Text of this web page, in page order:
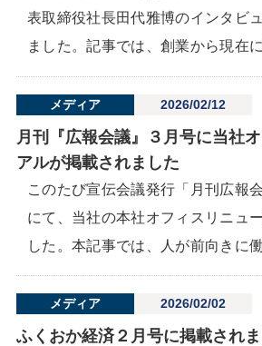
表取締役社長田代雅博のインタビ
ました。記事では、創業から現在
メディア 2026/02/12
月刊『広報会議』３月号に当社
アルが掲載されました
このたび宣伝会議発行「月刊広報
にて、当社の本社オフィスリニュ
した。本記事では、人が前向きに
メディア 2026/02/02
ふくおか経済２月号に掲載され